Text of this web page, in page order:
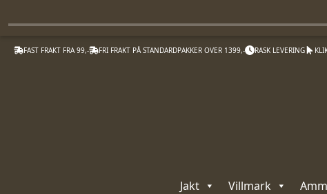
FAST FRAKT FRA 99,- FRI FRAKT PÅ STANDARDPAKKER OVER 1399,- RASK LEVERING
Jakt Villmark